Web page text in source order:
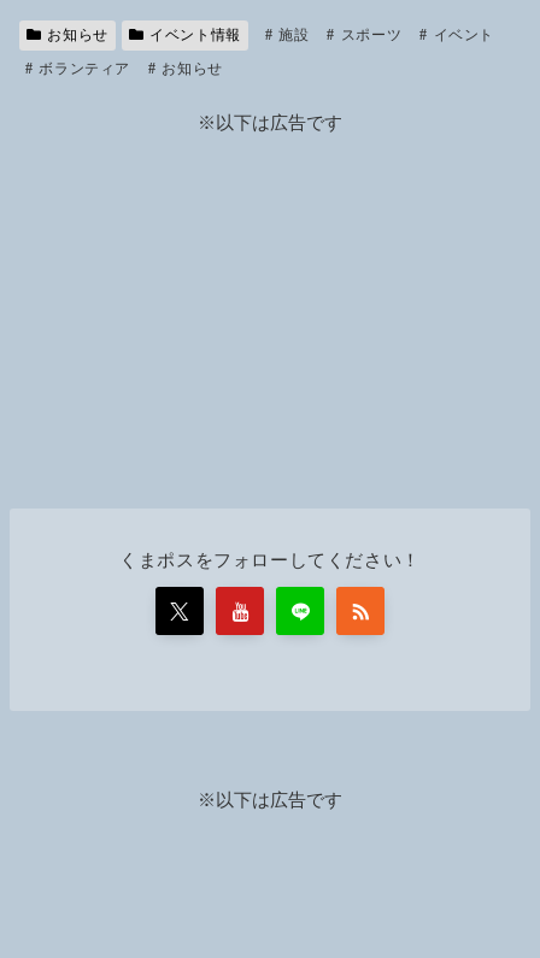
y
Li
k
お知らせ イベント情報 施設 スポーツ
イベント
ボランティア
お知らせ
※以下は広告です
くまポスをフォローしてください！
※以下は広告です